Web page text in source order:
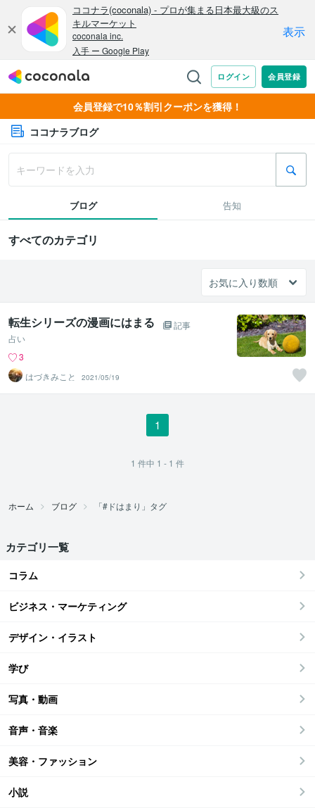
会員登録で10％割引クーポンを獲得！
ココナラブログ
ブログ 告知
すべてのカテゴリ
転生シリーズの漫画にはまる
記事
占い
3
はづきみこと
2021/05/19
1
1 件中 1 - 1 件
ホーム ブログ 「#ドはまり」タグ
カテゴリ一覧
コラム
ビジネス・マーケティング
デザイン・イラスト
学び
写真・動画
音声・音楽
美容・ファッション
小説